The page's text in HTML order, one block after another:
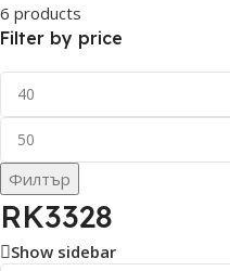
6 products
Filter by price
Филтър
RK3328
Show sidebar